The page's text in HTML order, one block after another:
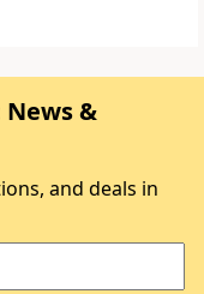
&
and deals in